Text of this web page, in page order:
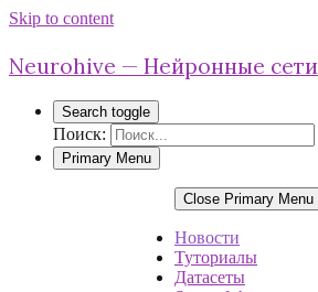
Skip to content
Neurohive — Нейронные сети
Search toggle
Поиск:
Primary Menu
Close Primary Menu
Новости
Туториалы
Датасеты